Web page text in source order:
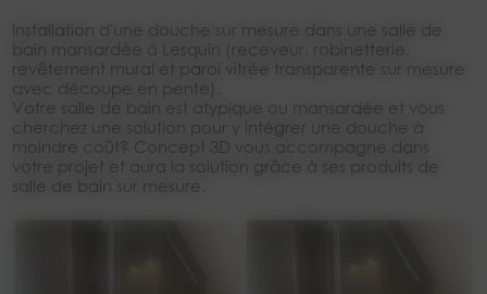
Installation d'une douche sur mesure dans une salle de
bain mansardée à Lesquin (receveur, robinetterie,
revêtement mural et paroi vitrée transparente sur mesure
avec découpe en pente).
Votre salle de bain est atypique ou mansardée et vous
cherchez une solution pour y intégrer une douche à
moindre coût? Concept 3D vous accompagne dans
votre projet et aura la solution grâce à ses produits de
salle de bain sur mesure.